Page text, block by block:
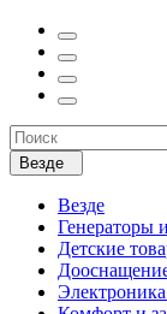
Везде
Везде
Генераторы
Детские